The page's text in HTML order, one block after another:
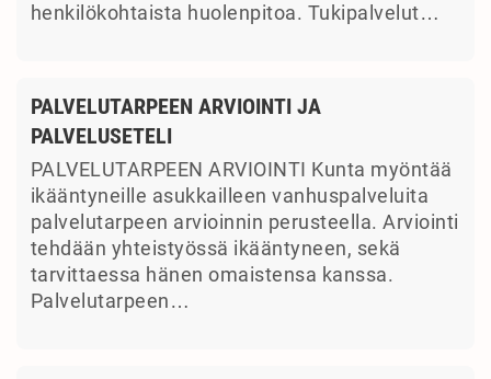
henkilökohtaista huolenpitoa. Tukipalvelut…
PALVELUTARPEEN ARVIOINTI JA
PALVELUSETELI
PALVELUTARPEEN ARVIOINTI Kunta myöntää
ikääntyneille asukkailleen vanhuspalveluita
palvelutarpeen arvioinnin perusteella. Arviointi
tehdään yhteistyössä ikääntyneen, sekä
tarvittaessa hänen omaistensa kanssa.
Palvelutarpeen…